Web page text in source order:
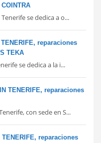
se dedica a o...
reparaciones
TEKA
se dedica a la i...
TENERIFE, reparaciones
con sede en S...
reparaciones